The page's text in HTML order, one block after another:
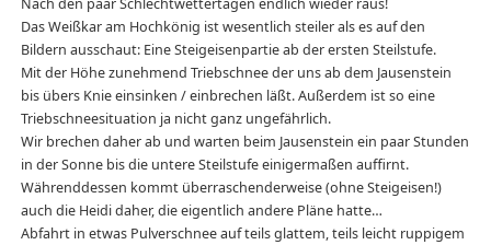
Nach den paar Schlechtwettertagen endlich wieder raus!
Das Weißkar am Hochkönig ist wesentlich steiler als es auf den
Bildern ausschaut: Eine Steigeisenpartie ab der ersten Steilstufe.
Mit der Höhe zunehmend Triebschnee der uns ab dem Jausenstein
bis übers Knie einsinken / einbrechen läßt. Außerdem ist so eine
Triebschneesituation ja nicht ganz ungefährlich.
Wir brechen daher ab und warten beim Jausenstein ein paar Stunden
in der Sonne bis die untere Steilstufe einigermaßen auffirnt.
Währenddessen kommt überraschenderweise (ohne Steigeisen!)
auch die Heidi daher, die eigentlich andere Pläne hatte…
Abfahrt in etwas Pulverschnee auf teils glattem, teils leicht ruppigem